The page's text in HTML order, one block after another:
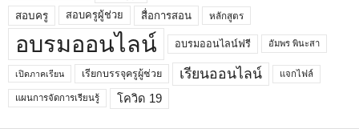
สอบครู สอบครูผู้ช่วย สื่อการสอน หลักสูตร
อบรมออนไลน์ อบรมออนไลน์ฟรี อัมพร พินะสา
เปิดภาคเรียน เรียกบรรจุครูผู้ช่วย เรียนออนไลน์ แจกไฟล์
แผนการจัดการเรียนรู้ โควิด 19